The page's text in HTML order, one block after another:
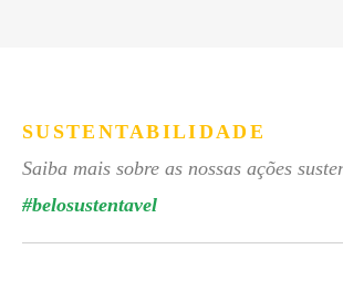
SUSTENTABILIDADE
Saiba mais sobre as nossas ações
#belosustentavel